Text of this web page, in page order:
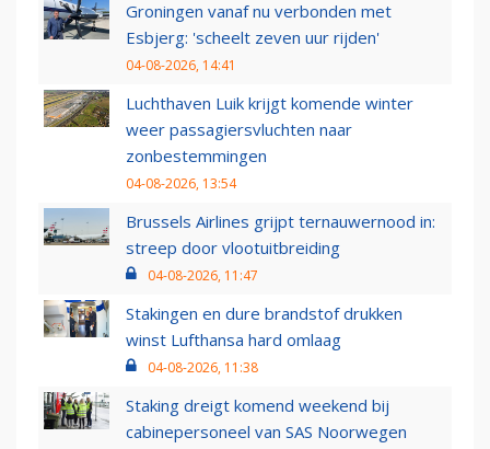
Groningen vanaf nu verbonden met
Esbjerg: 'scheelt zeven uur rijden'
04-08-2026, 14:41
Luchthaven Luik krijgt komende winter
weer passagiersvluchten naar
zonbestemmingen
04-08-2026, 13:54
Brussels Airlines grijpt ternauwernood in:
streep door vlootuitbreiding
04-08-2026, 11:47
Stakingen en dure brandstof drukken
winst Lufthansa hard omlaag
04-08-2026, 11:38
Staking dreigt komend weekend bij
cabinepersoneel van SAS Noorwegen